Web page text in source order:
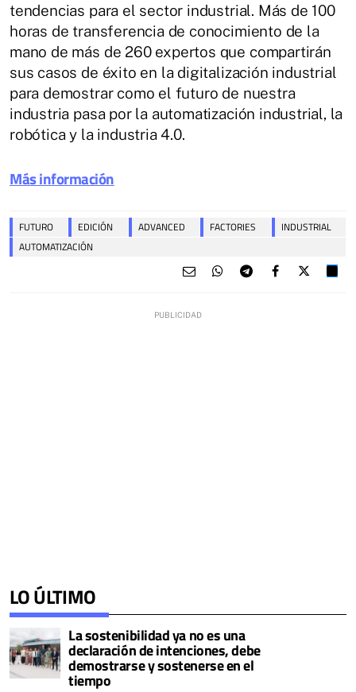
tendencias para el sector industrial. Más de 100
horas de transferencia de conocimiento de la
mano de más de 260 expertos que compartirán
sus casos de éxito en la digitalización industrial
para demostrar como el futuro de nuestra
industria pasa por la automatización industrial, la
robótica y la industria 4.0.
Más información
FUTURO EDICIÓN ADVANCED FACTORIES
INDUSTRIAL
AUTOMATIZACIÓN
LO ÚLTIMO
La sostenibilidad ya no es una
declaración de intenciones, debe
demostrarse y sostenerse en el
tiempo